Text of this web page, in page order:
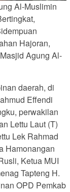
Al-Muslimin
Hajoran,
Agung Al-
daerah, di
Effendi
perwakilan
Lettu Laut (T)
Lek Rahmad
Hamonangan
Ketua MUI
Tapteng H.
OPD Pemkab